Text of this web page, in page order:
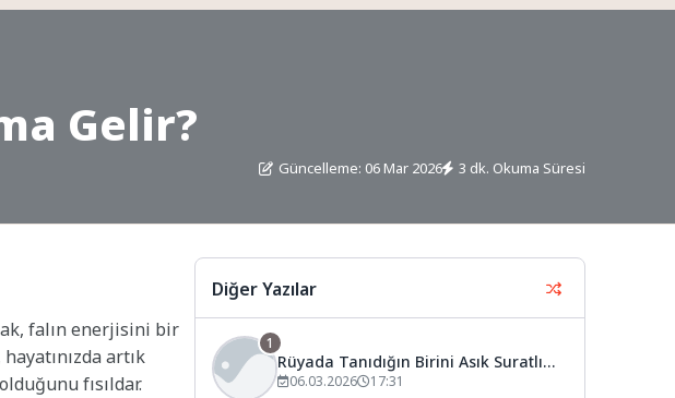
Gelir?
Güncelleme: 06 Mar 2026 3 dk. Okuma Süresi
falın enerjisini bir
artık
fısıldar.
Diğer Yazılar
1
Rüyada Tanıdığın Birini Asık Suratlı
Görmek Ne Anlama Gelir?
06.03.2026 17:31